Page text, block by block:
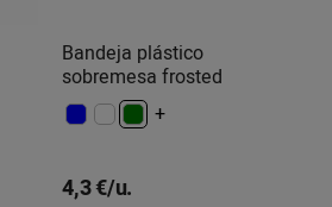
Bandeja plástico
sobremesa frosted
+
4,3 €/u.